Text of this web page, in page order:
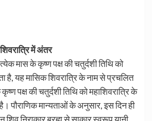
में अंतर
मास के कृष्ण पक्ष की चतुर्दशी तिथि को
है, यह मासिक शिवरात्रि के नाम से प्रचलित
पक्ष की चतुर्दशी तिथि को महाशिवरात्रि के
पौराणिक मान्यताओं के अनुसार, इस दिन ही